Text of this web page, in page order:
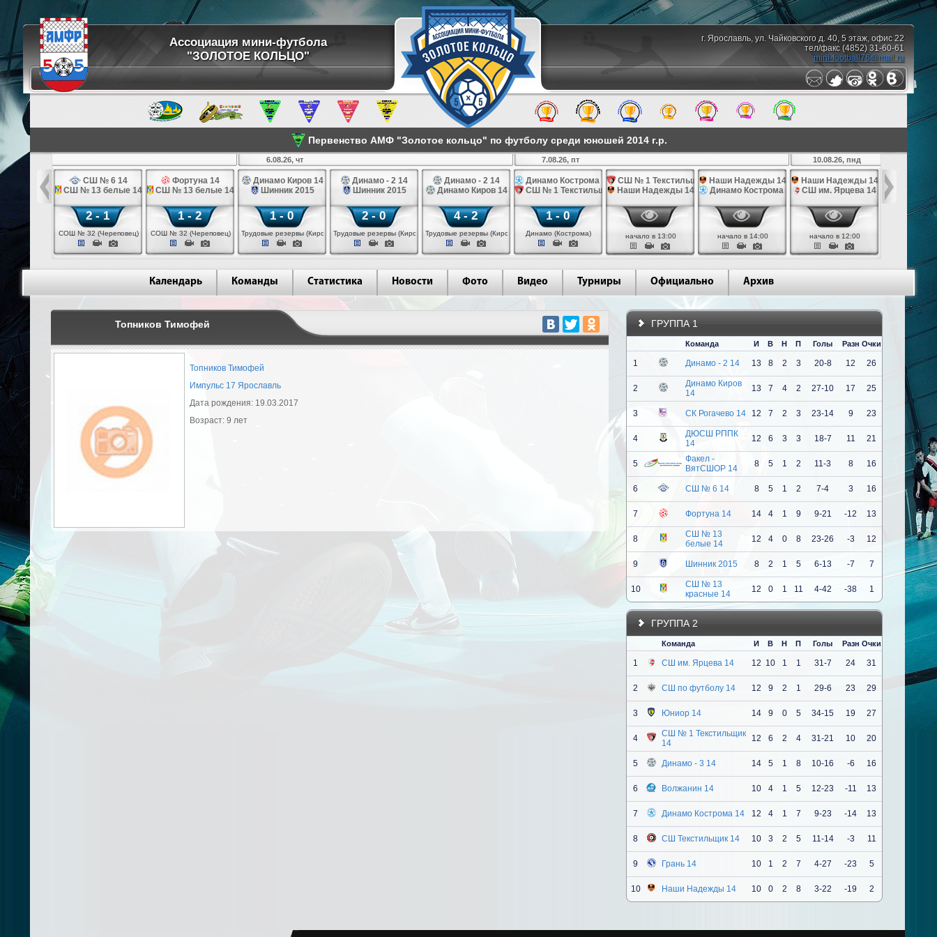
Ассоциация мини-футбола
"ЗОЛОТОЕ КОЛЬЦО"
г. Ярославль, ул. Чайковского д. 40, 5 этаж, офис 22
тел/факс (4852) 31-60-61
mini-football76@mail.ru
Первенство АМФ "Золотое кольцо" по футболу среди юношей 2014 г.р.
ср
СШ № 6 14
СШ № 13 белые 14
2 - 1
СОШ № 32 (Череповец)
Фортуна 14
СШ № 13 белые 14
1 - 2
СОШ № 32 (Череповец)
6.08.26, чт
Динамо Киров 14
Шинник 2015
1 - 0
Трудовые резервы (Киров)
Динамо - 2 14
Шинник 2015
2 - 0
Трудовые резервы (Киров)
Динамо - 2 14
Динамо Киров 14
4 - 2
Трудовые резервы (Киров)
7.08.26, пт
Динамо Кострома 14
СШ № 1 Текстильщик 14
1 - 0
Динамо (Кострома)
СШ № 1 Текстильщик 14
Наши Надежды 14
начало в 13:00
Наши Надежды 14
Динамо Кострома 14
начало в 14:00
10.08.26, пнд
Наши Надежды 14
СШ им. Ярцева 14
начало в 12:00
СШ № 1
Календарь Команды Статистика Новости Фото Видео Турниры Официально Архив
Топников Тимофей
Топников Тимофей
Импульс 17 Ярославль
Дата рождения: 19.03.2017
Возраст: 9 лет
ГРУППА 1
Команда И В Н П Голы Разн Очки
1 Динамо - 2 14 13 8 2 3 20-8 12 26
2
Динамо Киров
14
13 7 4 2 27-10 17 25
3 СК Рогачево 14 12 7 2 3 23-14 9 23
4
ДЮСШ РППК
14
12 6 3 3 18-7 11 21
5
Факел -
ВятСШОР 14
8 5 1 2 11-3 8 16
6 СШ № 6 14 8 5 1 2 7-4 3 16
7 Фортуна 14 14 4 1 9 9-21 -12 13
8
СШ № 13
белые 14
12 4 0 8 23-26 -3 12
9 Шинник 2015 8 2 1 5 6-13 -7 7
10
СШ № 13
красные 14
12 0 1 11 4-42 -38 1
ГРУППА 2
Команда И В Н П Голы Разн Очки
1 СШ им. Ярцева 14 12 10 1 1 31-7 24 31
2 СШ по футболу 14 12 9 2 1 29-6 23 29
3 Юниор 14 14 9 0 5 34-15 19 27
4
СШ № 1 Текстильщик
14
12 6 2 4 31-21 10 20
5 Динамо - 3 14 14 5 1 8 10-16 -6 16
6 Волжанин 14 10 4 1 5 12-23 -11 13
7 Динамо Кострома 14 12 4 1 7 9-23 -14 13
8 СШ Текстильщик 14 10 3 2 5 11-14 -3 11
9 Грань 14 10 1 2 7 4-27 -23 5
10 Наши Надежды 14 10 0 2 8 3-22 -19 2